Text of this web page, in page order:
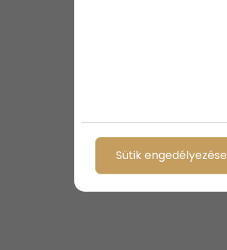
Sütik engedélyezése